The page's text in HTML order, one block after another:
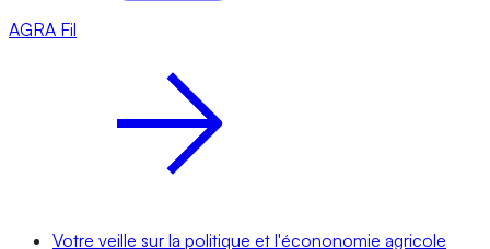
AGRA Fil
Votre veille sur la politique et l'écononomie agricole